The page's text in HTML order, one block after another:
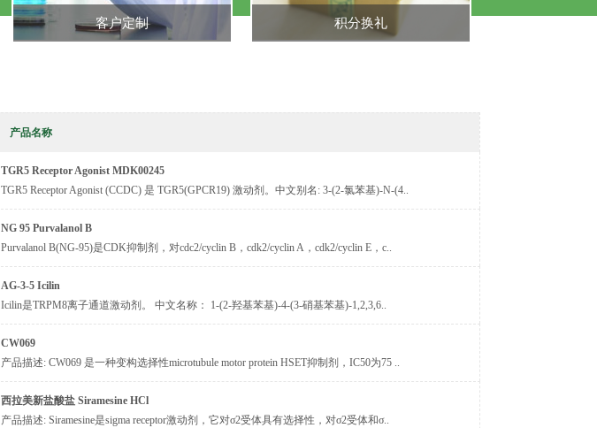
客户定制 积分换礼
产品名称
TGR5 Receptor Agonist MDK00245
TGR5 Receptor Agonist (CCDC) 是 TGR5(GPCR19) 激动剂。中文别名: 3-(2-氯苯基)-N-(4..
NG 95 Purvalanol B
Purvalanol B(NG-95)是CDK抑制剂，对cdc2/cyclin B，cdk2/cyclin A，cdk2/cyclin E，c..
AG-3-5 Icilin
Icilin是TRPM8离子通道激动剂。 中文名称： 1-(2-羟基苯基)-4-(3-硝基苯基)-1,2,3,6..
CW069
产品描述: CW069 是一种变构选择性microtubule motor protein HSET抑制剂，IC50为75 ..
西拉美新盐酸盐 Siramesine HCl
产品描述: Siramesine是sigma receptor激动剂，它对σ2受体具有选择性，对σ2受体和σ..